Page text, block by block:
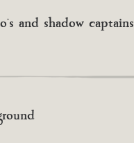
and shadow captains